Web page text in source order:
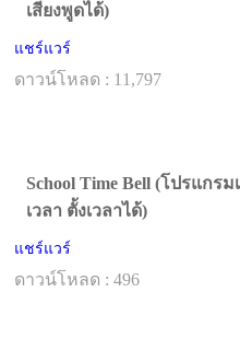
เสียงพูดได้)
แชร์แวร์
ดาวน์โหลด : 11,797
School Time Bell (โปรแกร
เวลา ตั้งเวลาได้)
แชร์แวร์
ดาวน์โหลด : 496